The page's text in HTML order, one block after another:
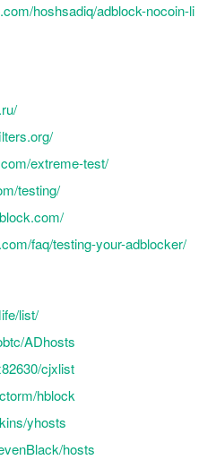
hoshsadiq/adblock-nocoin-li
extreme-test/
testing/
faq/testing-your-adblocker/
list/
ADhosts
cjxlist
hblock
yhosts
hosts